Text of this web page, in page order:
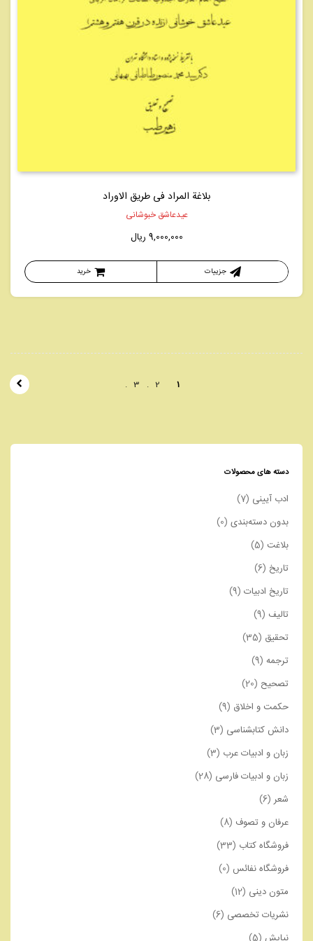
بلاغة المراد فی طريق الاوراد
عیدعاشق خبوشانی
9,000,000 ریال
جزییات خرید
پ
1
2
3
دسته های محصولات
ادب آیینی (7)
بدون دسته‌بندی (0)
بلاغت (5)
تاریخ (6)
تاریخ ادبیات (9)
تالیف (9)
تحقیق (35)
ترجمه (9)
تصحیح (20)
حکمت و اخلاق (9)
دانش کتابشناسی (3)
زبان و ادبیات عرب (3)
زبان و ادبیات فارسی (28)
شعر (6)
عرفان و تصوف (8)
فروشگاه کتاب (33)
فروشگاه نفائس (0)
متون دینی (12)
نشریات تخصصی (6)